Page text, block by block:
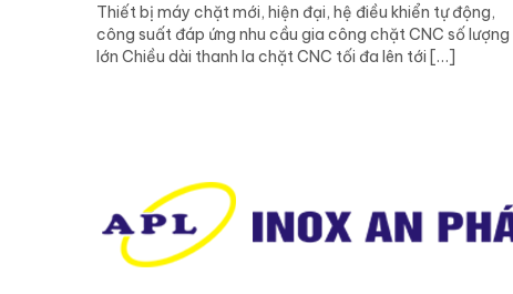
Thiết bị máy chặt mới, hiện đại, hệ điều khiển tự động,
công suất đáp ứng nhu cầu gia công chặt CNC số lượng
lớn Chiều dài thanh la chặt CNC tối đa lên tới […]